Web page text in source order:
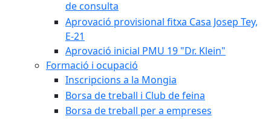
de consulta
Aprovació provisional fitxa Casa Josep Tey,
E-21
Aprovació inicial PMU 19 "Dr. Klein"
Formació i ocupació
Inscripcions a la Mongia
Borsa de treball i Club de feina
Borsa de treball per a empreses